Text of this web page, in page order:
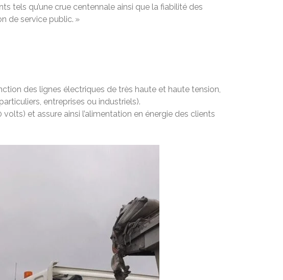
tels qu’une crue centennale ainsi que la fiabilité des
de service public. »
des lignes électriques de très haute et haute tension,
entreprises ou industriels).
et assure ainsi l’alimentation en énergie des clients